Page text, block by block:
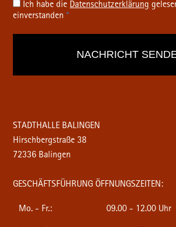
Ich habe die Datenschutz­erklärung
einverstanden*
STADTHALLE BALINGEN
Hirschbergstraße 38
72336 Balingen
GESCHÄFTSFÜHRUNG ÖFFNUNGSZEITEN:
Mo. - Fr.: 09.00 - 12.00 Uhr